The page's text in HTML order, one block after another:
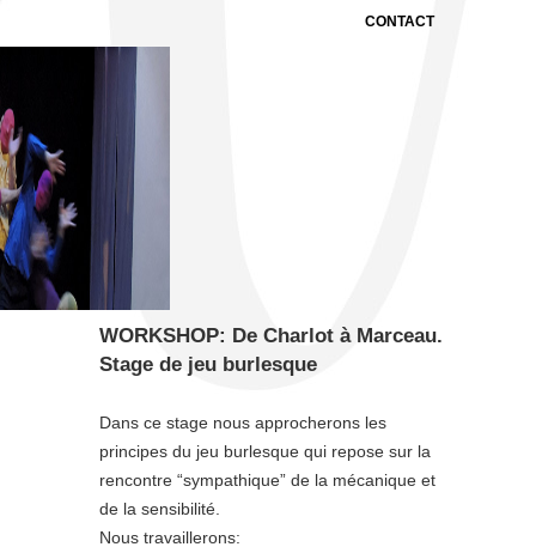
CONTACT
WORKSHOP: De Charlot à Marceau.
Stage de jeu burlesque
Dans ce stage nous approcherons les
principes du jeu burlesque qui repose sur la
rencontre “sympathique” de la mécanique et
de la sensibilité.
Nous travaillerons: